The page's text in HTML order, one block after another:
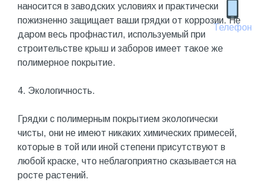
Телефон
наносится в заводских условиях и практически
пожизненно защищает ваши грядки от коррозии. Не
даром весь профнастил, используемый при
строительстве крыш и заборов имеет такое же
полимерное покрытие.
4. Экологичность.
Грядки с полимерным покрытием экологически
чисты, они не имеют никаких химических примесей,
которые в той или иной степени присутствуют в
любой краске, что неблагоприятно сказывается на
росте растений.